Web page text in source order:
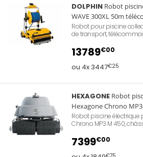
DOLPHIN Robot
WAVE 300XL 50m
Robot pour piscine
de transport,
brossage et brosses à 4
40m³/h.
13789€00
ou 4x 3447€25
HEXAGONE Robot
Hexagone Chrono
Robot piscine électrique
Chrono MP3 M 450,
navigation intelligente
génération et capteurs
automatiques de 45 min
7399€00